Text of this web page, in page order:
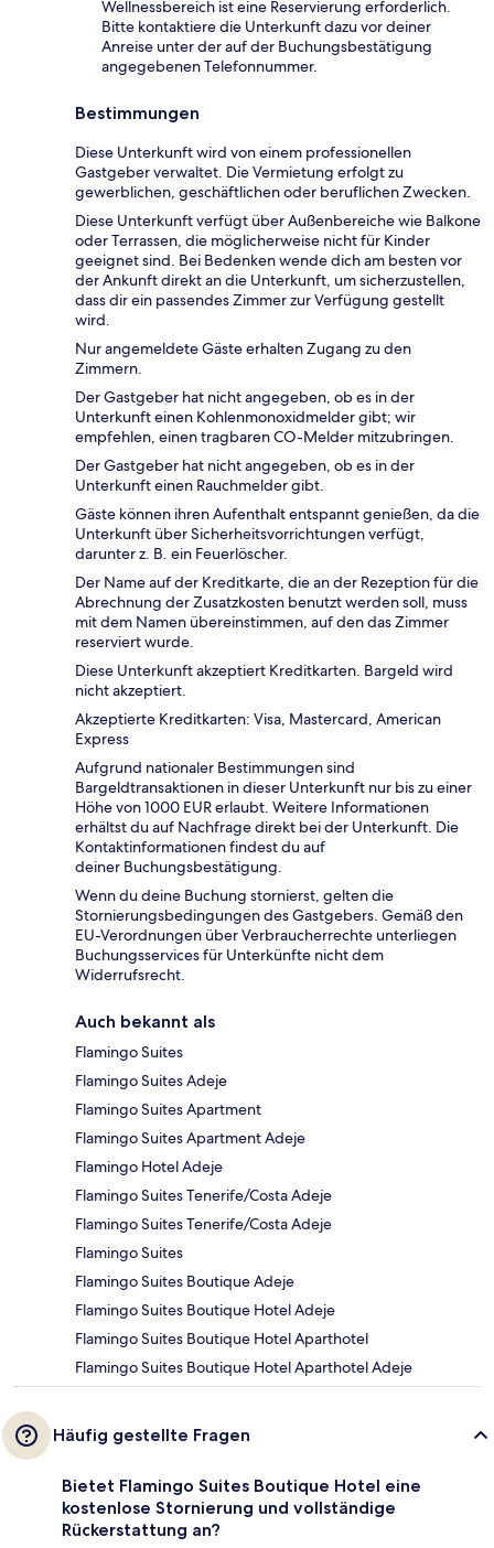
Wellnessbereich ist eine Reservierung erforderlich.
Bitte kontaktiere die Unterkunft dazu vor deiner
Anreise unter der auf der Buchungsbestätigung
angegebenen Telefonnummer.
Bestimmungen
Diese Unterkunft wird von einem professionellen
Gastgeber verwaltet. Die Vermietung erfolgt zu
gewerblichen, geschäftlichen oder beruflichen Zwecken.
Diese Unterkunft verfügt über Außenbereiche wie Balkone
oder Terrassen, die möglicherweise nicht für Kinder
geeignet sind. Bei Bedenken wende dich am besten vor
der Ankunft direkt an die Unterkunft, um sicherzustellen,
dass dir ein passendes Zimmer zur Verfügung gestellt
wird.
Nur angemeldete Gäste erhalten Zugang zu den
Zimmern.
Der Gastgeber hat nicht angegeben, ob es in der
Unterkunft einen Kohlenmonoxidmelder gibt; wir
empfehlen, einen tragbaren CO-Melder mitzubringen.
Der Gastgeber hat nicht angegeben, ob es in der
Unterkunft einen Rauchmelder gibt.
Gäste können ihren Aufenthalt entspannt genießen, da die
Unterkunft über Sicherheitsvorrichtungen verfügt,
darunter z. B. ein Feuerlöscher.
Der Name auf der Kreditkarte, die an der Rezeption für die
Abrechnung der Zusatzkosten benutzt werden soll, muss
mit dem Namen übereinstimmen, auf den das Zimmer
reserviert wurde.
Diese Unterkunft akzeptiert Kreditkarten. Bargeld wird
nicht akzeptiert.
Akzeptierte Kreditkarten: Visa, Mastercard, American
Express
Aufgrund nationaler Bestimmungen sind
Bargeldtransaktionen in dieser Unterkunft nur bis zu einer
Höhe von 1000 EUR erlaubt. Weitere Informationen
erhältst du auf Nachfrage direkt bei der Unterkunft. Die
Kontaktinformationen findest du auf
deiner Buchungsbestätigung.
Wenn du deine Buchung stornierst, gelten die
Stornierungsbedingungen des Gastgebers. Gemäß den
EU-Verordnungen über Verbraucherrechte unterliegen
Buchungsservices für Unterkünfte nicht dem
Widerrufsrecht.
Auch bekannt als
Flamingo Suites
Flamingo Suites Adeje
Flamingo Suites Apartment
Flamingo Suites Apartment Adeje
Flamingo Hotel Adeje
Flamingo Suites Tenerife/Costa Adeje
Flamingo Suites Tenerife/Costa Adeje
Flamingo Suites
Flamingo Suites Boutique Adeje
Flamingo Suites Boutique Hotel Adeje
Flamingo Suites Boutique Hotel Aparthotel
Flamingo Suites Boutique Hotel Aparthotel Adeje
Häufig gestellte Fragen
Bietet Flamingo Suites Boutique Hotel eine
kostenlose Stornierung und vollständige
Rückerstattung an?